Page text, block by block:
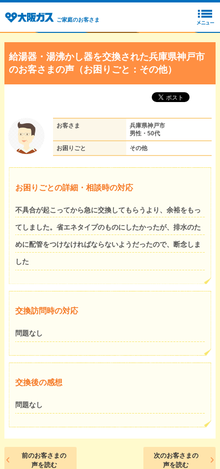
ご家庭のお客さま
給湯器・湯沸かし器を交換された兵庫県神戸市
のお客さまの声（お困りごと：その他）
お客さま
兵庫県神戸市
男性・50代
お困りごと その他
お困りごとの詳細・相談時の対応
不具合が起こってから急に交換してもらうより、余裕をもっ
てしました。省エネタイプのものにしたかったが、排水のた
めに配管をつけなければならないようだったので、断念しま
した
交換訪問時の対応
問題なし
交換後の感想
問題なし
前のお客さまの
声を読む
次のお客さまの
声を読む